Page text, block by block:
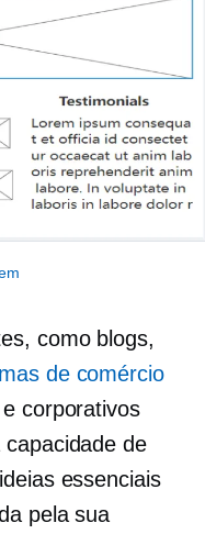
como blogs,
de comércio
corporativos
de
essenciais
pela sua